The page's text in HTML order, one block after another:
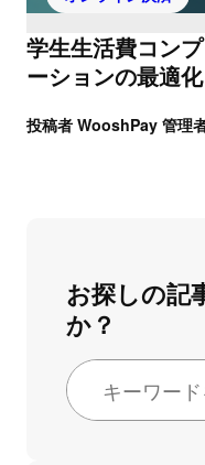
学生生活費コン
ーションの最適化
投稿者 WooshPay 管理
お探しの記
か？